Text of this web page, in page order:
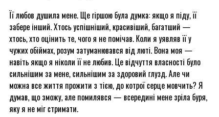
Її любов душила мене. Ще гіршою була думка: якщо я піду, її
забере інший. Хтось успішніший, красивіший, багатший —
хтось, хто оцінить те, чого я не помічав. Коли я уявляв її у
чужих обіймах, розум затуманювався від люті. Вона моя —
навіть якщо я ніколи її не любив. Це відчуття власності було
сильнішим за мене, сильнішим за здоровий глузд. Але чи
можна все життя прожити з тією, до котрої серце мовчить? Я
думав, що зможу, але помилявся — всередині мене зріла буря,
яку я не міг стримати.